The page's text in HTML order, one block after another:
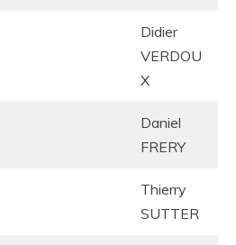
Didier
VERDOU
X
Daniel
FRERY
Thierry
SUTTER